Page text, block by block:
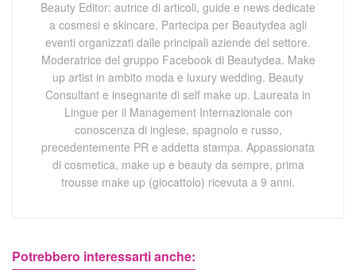
Beauty Editor: autrice di articoli, guide e news dedicate
a cosmesi e skincare. Partecipa per Beautydea agli
eventi organizzati dalle principali aziende del settore.
Moderatrice del gruppo Facebook di Beautydea. Make
up artist in ambito moda e luxury wedding. Beauty
Consultant e insegnante di self make up. Laureata in
Lingue per il Management Internazionale con
conoscenza di inglese, spagnolo e russo,
precedentemente PR e addetta stampa. Appassionata
di cosmetica, make up e beauty da sempre, prima
trousse make up (giocattolo) ricevuta a 9 anni.
Potrebbero interessarti anche: